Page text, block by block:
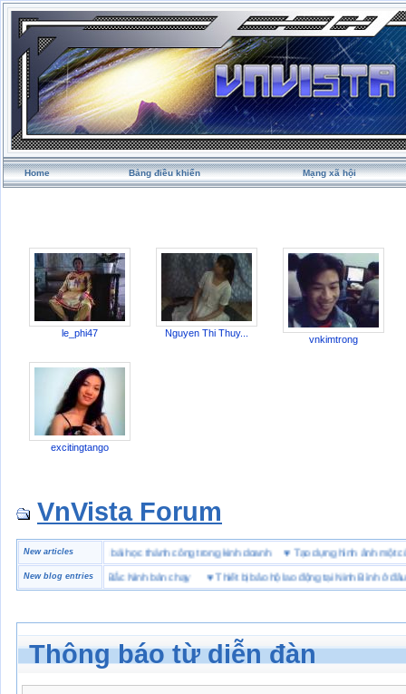
Home Bảng điều khiển Mạng xã hội
le_phi47 Nguyen Thi Thuy...
vnkimtrong
excitingtango
VnVista Forum
New articles
biệt” của Microsoft ♥4 bài học thành công trong kinh doanh♥Tạo dựng hình ảnh
New blog entries
giày bảo hộ tại Bắc Ninh bán chạy♥ Thiết bị bảo hộ lao động tại Ninh Bình ở đâu
Thông báo từ diễn đàn